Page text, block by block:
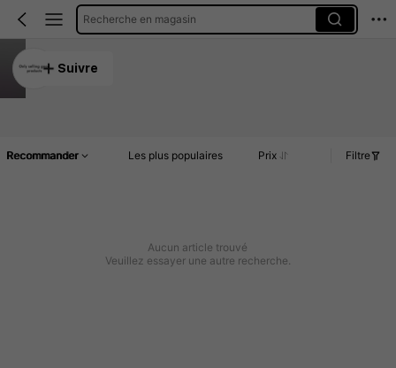
Recherche en magasin
Suivre
Recommander Les plus populaires Prix Filtre
Aucun article trouvé
Veuillez essayer une autre recherche.